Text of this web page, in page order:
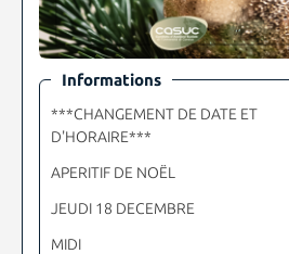
Informations
***CHANGEMENT DE DATE ET
D'HORAIRE***
APERITIF DE NOËL
JEUDI 18 DECEMBRE
MIDI